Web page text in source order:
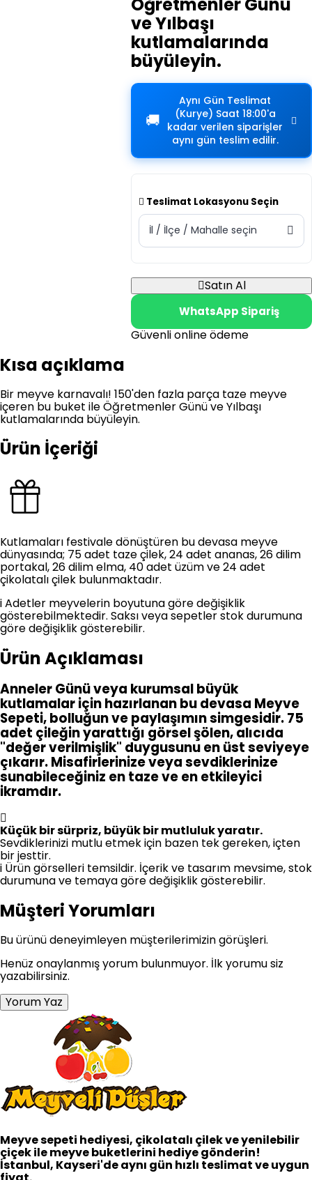
ve Yılbaşı
kutlamalarında
büyüleyin.
🚚
Aynı Gün Teslimat
(Kurye) Saat 18:00'a
kadar verilen siparişler
aynı gün teslim edilir.
Teslimat Lokasyonu Seçin
İl / İlçe / Mahalle seçin
Satın Al
WhatsApp Sipariş
Güvenli online ödeme
Kısa açıklama
Bir meyve karnavalı! 150'den fazla parça taze meyve
içeren bu buket ile Öğretmenler Günü ve Yılbaşı
kutlamalarında büyüleyin.
Ürün İçeriği
Kutlamaları festivale dönüştüren bu devasa meyve
dünyasında; 75 adet taze çilek, 24 adet ananas, 26 dilim
portakal, 26 dilim elma, 40 adet üzüm ve 24 adet
çikolatalı çilek bulunmaktadır.
iAdetler meyvelerin boyutuna göre değişiklik
gösterebilmektedir. Saksı veya sepetler stok durumuna
göre değişiklik gösterebilir.
Ürün Açıklaması
Anneler Günü veya kurumsal büyük
kutlamalar için hazırlanan bu devasa Meyve
Sepeti, bolluğun ve paylaşımın simgesidir. 75
adet çileğin yarattığı görsel şölen, alıcıda
"değer verilmişlik" duygusunu en üst seviyeye
çıkarır. Misafirlerinize veya sevdiklerinize
sunabileceğiniz en taze ve en etkileyici
ikramdır.
Küçük bir sürpriz, büyük bir mutluluk yaratır.
Sevdiklerinizi mutlu etmek için bazen tek gereken, içten
bir jesttir.
i Ürün görselleri temsildir. İçerik ve tasarım mevsime, stok
durumuna ve temaya göre değişiklik gösterebilir.
Müşteri Yorumları
Bu ürünü deneyimleyen müşterilerimizin görüşleri.
Henüz onaylanmış yorum bulunmuyor. İlk yorumu siz
yazabilirsiniz.
Yorum Yaz
Meyve sepeti hediyesi, çikolatalı çilek ve yenilebilir
çiçek ile meyve buketlerini hediye gönderin!
İstanbul, Kayseri'de aynı gün hızlı teslimat ve uygun